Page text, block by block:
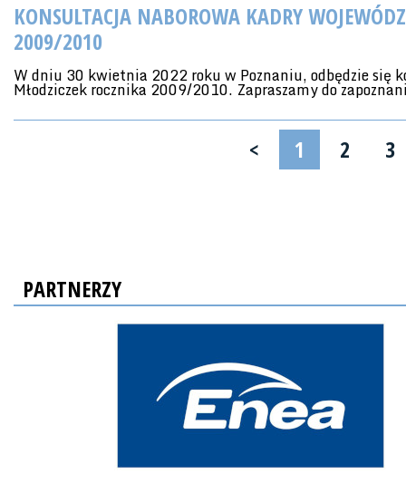
KONSULTACJA NABOROWA KADRY
2009/2010
W dniu 30 kwietnia 2022 roku w Poznaniu, odbędzie się
Młodziczek rocznika 2009/2010. Zapraszamy do
< 1 2 3
PARTNERZY